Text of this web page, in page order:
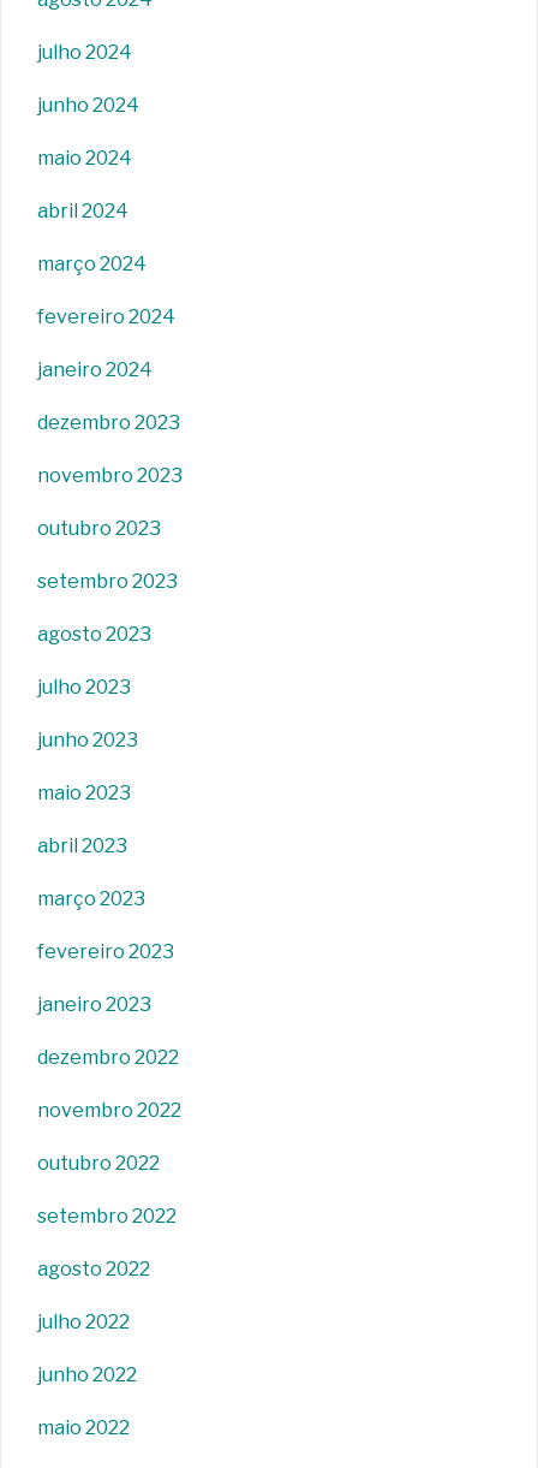
julho 2024
junho 2024
maio 2024
abril 2024
março 2024
fevereiro 2024
janeiro 2024
dezembro 2023
novembro 2023
outubro 2023
setembro 2023
agosto 2023
julho 2023
junho 2023
maio 2023
abril 2023
março 2023
fevereiro 2023
janeiro 2023
dezembro 2022
novembro 2022
outubro 2022
setembro 2022
agosto 2022
julho 2022
junho 2022
maio 2022